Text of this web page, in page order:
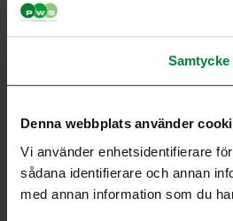
Samtycke
Denna webbplats använder
Vi använder enhetsidentifierare
sådana identifierare och annan
med annan information som du